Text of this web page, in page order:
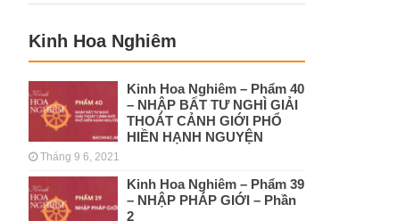
Kinh Hoa Nghiêm
Kinh Hoa Nghiêm – Phẩm 40
– NHẬP BẤT TƯ NGHÌ GIẢI
THOÁT CẢNH GIỚI PHỔ
HIỀN HẠNH NGUYỆN
Tháng 9 6, 2021
Kinh Hoa Nghiêm – Phẩm 39
– NHẬP PHÁP GIỚI – Phần
2